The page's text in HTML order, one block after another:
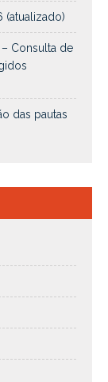
(atualizado)
– Consulta de
das pautas